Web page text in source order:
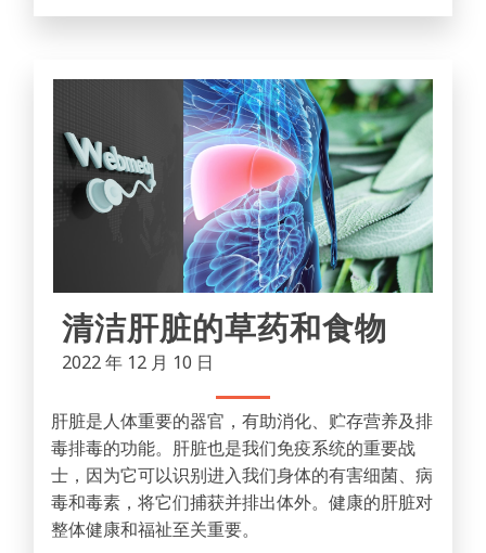
清洁肝脏的草药和食物
2022 年 12 月 10 日
肝脏是人体重要的器官，有助消化、贮存营养及排
毒排毒的功能。肝脏也是我们免疫系统的重要战
士，因为它可以识别进入我们身体的有害细菌、病
毒和毒素，将它们捕获并排出体外。健康的肝脏对
整体健康和福祉至关重要。